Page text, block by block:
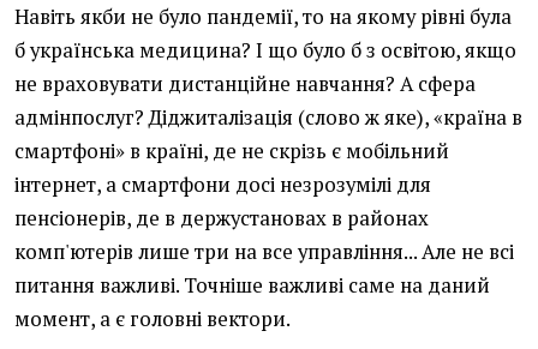
Навіть якби не було пандемії, то на якому рівні була
б українська медицина? І що було б з освітою, якщо
не враховувати дистанційне навчання? А сфера
адмінпослуг? Діджиталізація (слово ж яке), «країна в
смартфоні» в країні, де не скрізь є мобільний
інтернет, а смартфони досі незрозумілі для
пенсіонерів, де в держустановах в районах
комп'ютерів лише три на все управління... Але не всі
питання важливі. Точніше важливі саме на даний
момент, а є головні вектори.